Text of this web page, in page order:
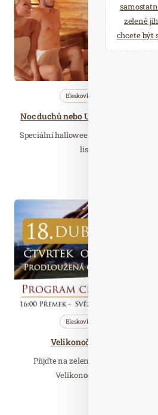
Bleskovky
Speciální halloweenské saunování
listopadu relaxační
Bleskovky
Velikonoční saunová noc
Přijďte na zelený čtvrtek 18. dubna
Velikonoční saunovou noc.
zeleně
chcete být